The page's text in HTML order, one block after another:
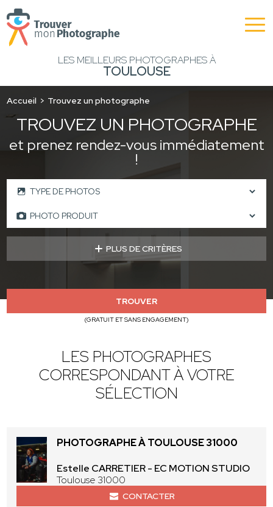
LES MEILLEURS PHOTOGRAPHES À
TOULOUSE
Accueil Trouvez un photographe
TROUVEZ UN PHOTOGRAPHE
et prenez rendez-vous immédiatement
!
PLUS DE CRITÈRES
TROUVER
(GRATUIT ET SANS ENGAGEMENT)
LES PHOTOGRAPHES
CORRESPONDANT À VOTRE
SÉLECTION
PHOTOGRAPHE À TOULOUSE 31000
Estelle CARRETIER - EC MOTION STUDIO
Toulouse 31000
CONTACTER